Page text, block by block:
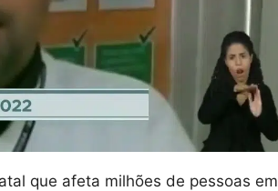
que afeta milhões de pessoas em